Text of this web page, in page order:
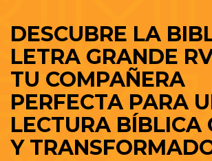
DESCUBRE LA
LETRA GRANDE
TU COMPAÑERA
PERFECTA PARA
LECTURA BÍBLICA
Y